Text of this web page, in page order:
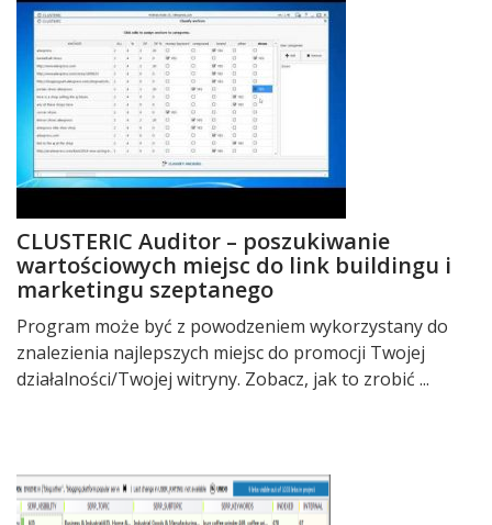
CLUSTERIC Auditor – poszukiwanie
wartościowych miejsc do link buildingu i
marketingu szeptanego
Program może być z powodzeniem wykorzystany do
znalezienia najlepszych miejsc do promocji Twojej
działalności/Twojej witryny. Zobacz, jak to zrobić ...